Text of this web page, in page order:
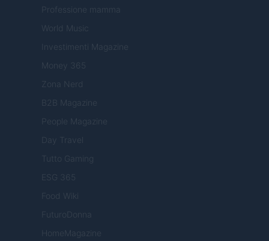
Professione mamma
World Music
Investimenti Magazine
Money 365
Zona Nerd
B2B Magazine
People Magazine
Day Travel
Tutto Gaming
ESG 365
Food Wiki
FuturoDonna
HomeMagazine